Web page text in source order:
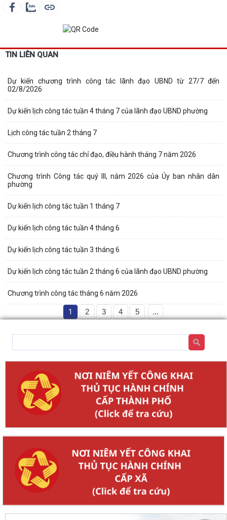
TIN LIÊN QUAN
Dự kiến chương trình công tác lãnh đạo UBND từ 27/7 đến
02/8/2026
Dự kiến lịch công tác tuần 4 tháng 7 của lãnh đạo UBND phường
Lịch công tác tuần 2 tháng 7
Chương trình công tác chỉ đạo, điều hành tháng 7 năm 2026
Chương trình Công tác quý III, năm 2026 của Ủy ban nhân dân
phường
Dự kiến lịch công tác tuần 1 tháng 7
Dự kiến lịch công tác tuần 4 tháng 6
Dự kiến lịch công tác tuần 3 tháng 6
Dự kiến lịch công tác tuần 2 tháng 6 của lãnh đạo UBND phường
Chương trình công tác tháng 6 năm 2026
1 2 3 4 5 ...